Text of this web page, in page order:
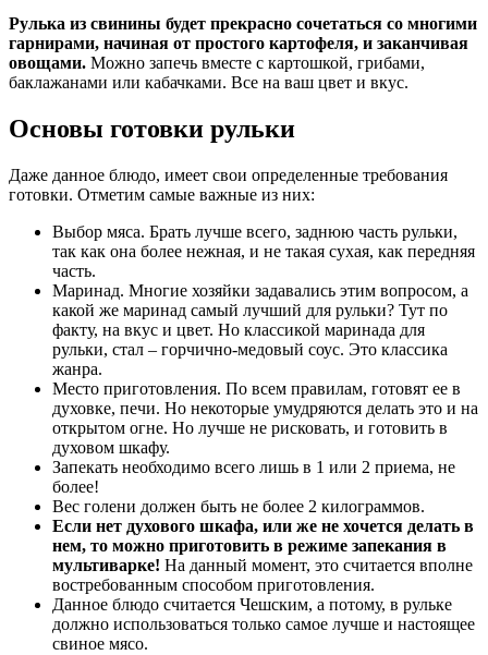
Рулька из свинины будет прекрасно сочетаться со многими
гарнирами, начиная от простого картофеля, и заканчивая
овощами. Можно запечь вместе с картошкой, грибами,
баклажанами или кабачками. Все на ваш цвет и вкус.
Основы готовки рульки
Даже данное блюдо, имеет свои определенные требования
готовки. Отметим самые важные из них:
Выбор мяса. Брать лучше всего, заднюю часть рульки,
так как она более нежная, и не такая сухая, как передняя
часть.
Маринад. Многие хозяйки задавались этим вопросом, а
какой же маринад самый лучший для рульки? Тут по
факту, на вкус и цвет. Но классикой маринада для
рульки, стал – горчично-медовый соус. Это классика
жанра.
Место приготовления. По всем правилам, готовят ее в
духовке, печи. Но некоторые умудряются делать это и на
открытом огне. Но лучше не рисковать, и готовить в
духовом шкафу.
Запекать необходимо всего лишь в 1 или 2 приема, не
более!
Вес голени должен быть не более 2 килограммов.
Если нет духового шкафа, или же не хочется делать в
нем, то можно приготовить в режиме запекания в
мультиварке! На данный момент, это считается вполне
востребованным способом приготовления.
Данное блюдо считается Чешским, а потому, в рульке
должно использоваться только самое лучше и настоящее
свиное мясо.